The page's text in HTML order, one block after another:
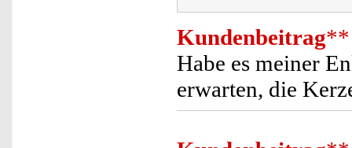
Kundenbeitrag**
Habe es meiner
erwarten, die